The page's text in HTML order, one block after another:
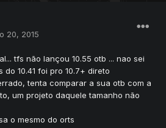
20, 2015
tfs não lançou 10.55 otb ... nao sei
10.41 foi pro 10.7+ direto
tenta comparar a sua otb com a
um projeto daquele tamanho não
o mesmo do orts